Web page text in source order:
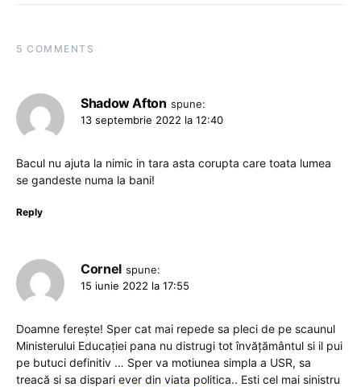
5 COMMENTS
Shadow Afton spune:
13 septembrie 2022 la 12:40
Bacul nu ajuta la nimic in tara asta corupta care toata lumea
se gandeste numa la bani!
Reply
Cornel spune:
15 iunie 2022 la 17:55
Doamne ferește! Sper cat mai repede sa pleci de pe scaunul
Ministerului Educației pana nu distrugi tot învățământul si il pui
pe butuci definitiv … Sper va motiunea simpla a USR, sa
treacă si sa dispari ever din viata politica.. Esti cel mai sinistru